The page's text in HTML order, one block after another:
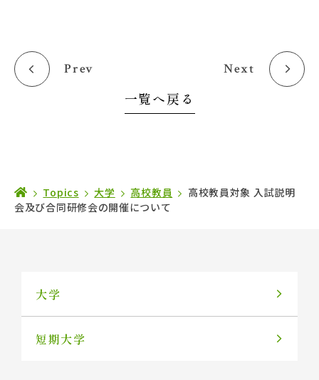
Prev
一覧へ戻る
Next
Topics 大学 高校教員
高校教員対象 入試説明
会及び合同研修会の開催について
大学
短期大学